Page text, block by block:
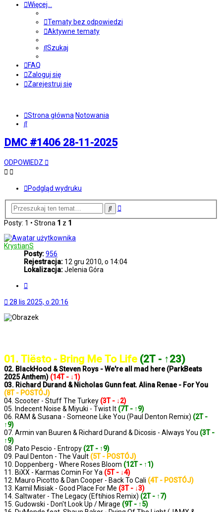
Więcej…
Tematy bez odpowiedzi
Aktywne tematy
Szukaj
FAQ
Zaloguj się
Zarejestruj się
Strona główna Notowania
Szukaj
DMC #1406 28-11-2025
ODPOWIEDZ
Podgląd wydruku
SzukajWyszukiwanie
Posty: 1 • Strona 1 z 1
KrystianS
Posty:956
Rejestracja: 12 gru 2010, o 14:04
Lokalizacja:Jelenia Góra
28 lis 2025, o 20:16
01. Tiësto - Bring Me To Life (2T - ↑23)
02. BlackHood & Steven Roys - We're all mad here (ParkBeats
2025 Anthem) (14T - ↓1)
03. Richard Durand & Nicholas Gunn feat. Alina Renae - For You
(8T - POSTÓJ)
04. Scooter - Stuff The Turkey (3T - ↓2)
05. Indecent Noise & Miyuki - Twist It (7T - ↑9)
06. RAM & Susana - Someone Like You (Paul Denton Remix) (2T -
↑9)
07. Armin van Buuren & Richard Durand & Dicosis - Always You (3T -
↑9)
08. Pato Pescio - Entropy (2T - ↑9)
09. Paul Denton - The Vault (5T - POSTÓJ)
10. Doppenberg - Where Roses Bloom (12T - ↑1)
11. BiXX - Karmas Comin For Ya (5T - ↓4)
12. Mauro Picotto & Dan Cooper - Back To Cali (4T - POSTÓJ)
13. Kamil Misiak - Good Place For Me (3T - ↓3)
14. Saltwater - The Legacy (Eftihios Remix) (2T - ↑7)
15. Gudowski - Don't Look Up / Mirage (9T - ↑5)